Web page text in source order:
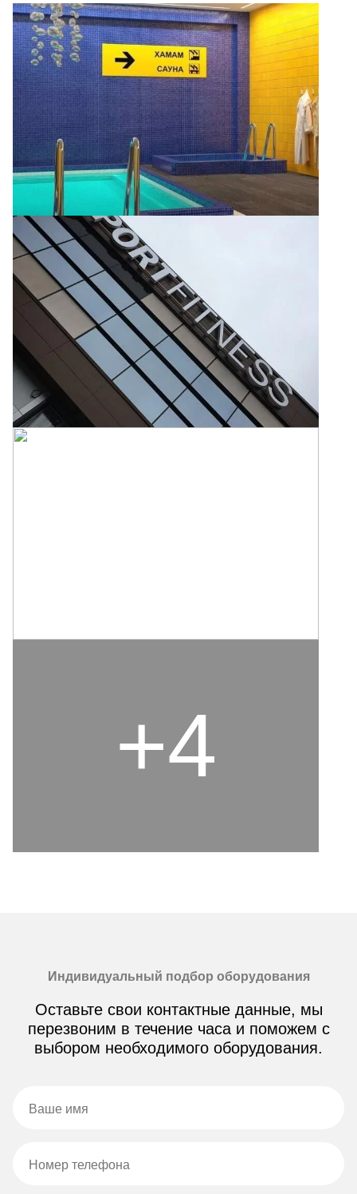
+4
Индивидуальный подбор оборудования
Оставьте свои контактные данные, мы
перезвоним в течение часа и поможем с
выбором необходимого оборудования.